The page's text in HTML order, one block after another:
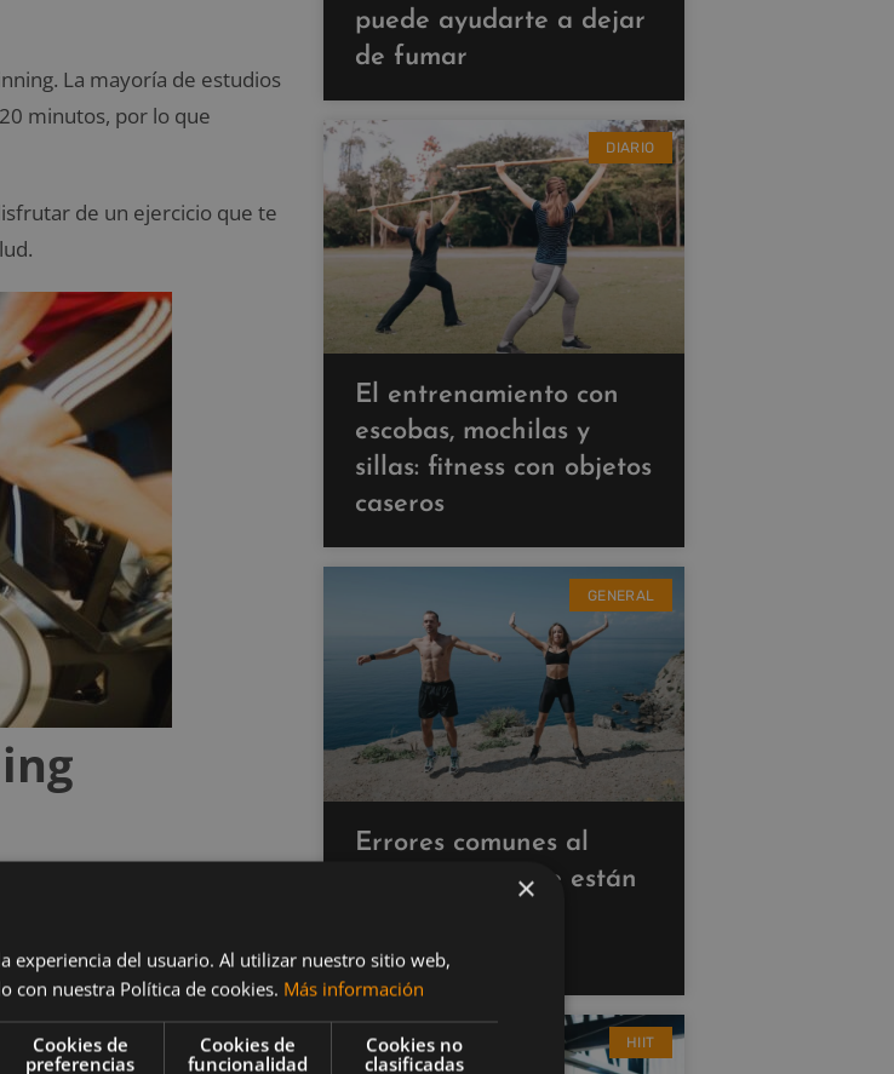
La mayoría de estudios
minutos, por lo que
de un ejercicio que te
que no lo han hecho
vayan desde el nivel de
y su sistema cardiovascular.
puede ayudarte a dejar
de fumar
DIARIO
El entrenamiento con
escobas, mochilas y
sillas: fitness con objetos
caseros
GENERAL
Errores comunes al
hacer cardio que están
resultados
HIIT
×
experiencia del usuario. Al utilizar nuestro sitio web,
con nuestra Política de cookies. Más información
Cookies de
preferencias
Cookies de
funcionalidad
Cookies no
clasificadas